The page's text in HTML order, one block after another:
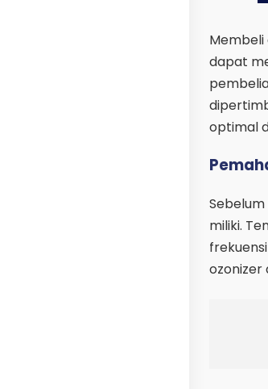
Membeli
dapat
optimal
miliki.
ozonizer